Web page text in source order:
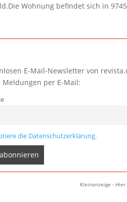
Wohnung befindet sich in
E-Mail-Newsletter von
per E-Mail:
die Datenschutzerklärung.
Kleinanzeige -